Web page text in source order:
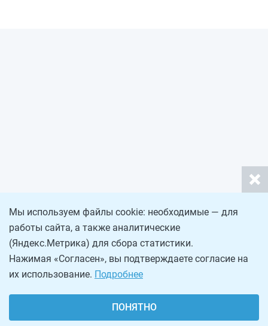
Мы используем файлы cookie: необходимые — для
работы сайта, а также аналитические
(Яндекс.Метрика) для сбора статистики.
Нажимая «Согласен», вы подтверждаете согласие на
их использование. Подробнее
ПОНЯТНО